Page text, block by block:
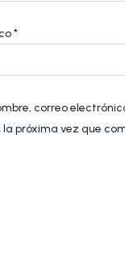
*
correo
próxima vez que